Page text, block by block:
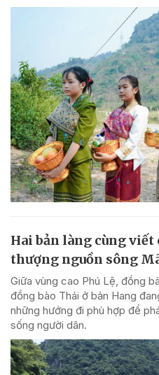
Hai bản làng cùng
thượng nguồn sông
Giữa vùng cao Phú Lệ, đồng
đồng bào Thái ở bản Hang
những hướng đi phù hợp để
sống người dân.